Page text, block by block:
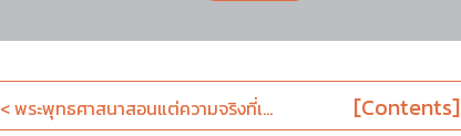
< พระพุทธศาสนาสอนแต่ความจริงที่เ... [Contents]